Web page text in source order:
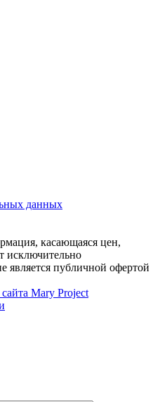
данных
касающаяся цен,
исключительно
является публичной офертой
Mary Project